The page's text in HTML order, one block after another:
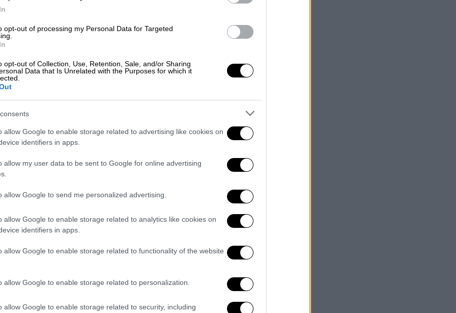
opt-out of processing my Personal Data for Targeted
opt-out of Collection, Use, Retention, Sale, and/or Sharing
Data that Is Unrelated with the Purposes for which it
allow Google to enable storage related to advertising like cookies on
identifiers in apps.
allow my user data to be sent to Google for online advertising
allow Google to send me personalized advertising.
allow Google to enable storage related to analytics like cookies on
identifiers in apps.
allow Google to enable storage related to functionality of the website
allow Google to enable storage related to personalization.
allow Google to enable storage related to security, including
The Brothers» με τους Άντονι
ιστορία ως η πρώτη ταινία εξ
της ταινίας. Η ιστορία ακολουθεί τη
της κοινότητας των μικροσκοπικών
απάγεται μυστηριωδώς από
στους κινηματογράφους στις 18
κόμικς γνωστό ως Peyo, «The Smurfs»
αρκετών ταινιών μεγάλου μήκους όλα
με την ταινία «Τα Στρουμφάκια» (The